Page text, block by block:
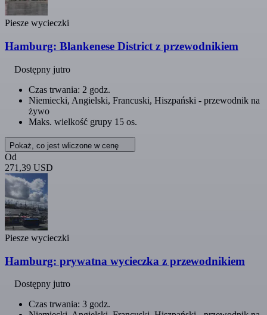
Piesze wycieczki
Hamburg: Blankenese District z przewodnikiem
Dostępny jutro
Czas trwania: 2 godz.
Niemiecki, Angielski, Francuski, Hiszpański - przewodnik na
żywo
Maks. wielkość grupy 15 os.
Pokaż, co jest wliczone w cenę
Od
271,39 USD
Piesze wycieczki
Hamburg: prywatna wycieczka z przewodnikiem
Dostępny jutro
Czas trwania: 3 godz.